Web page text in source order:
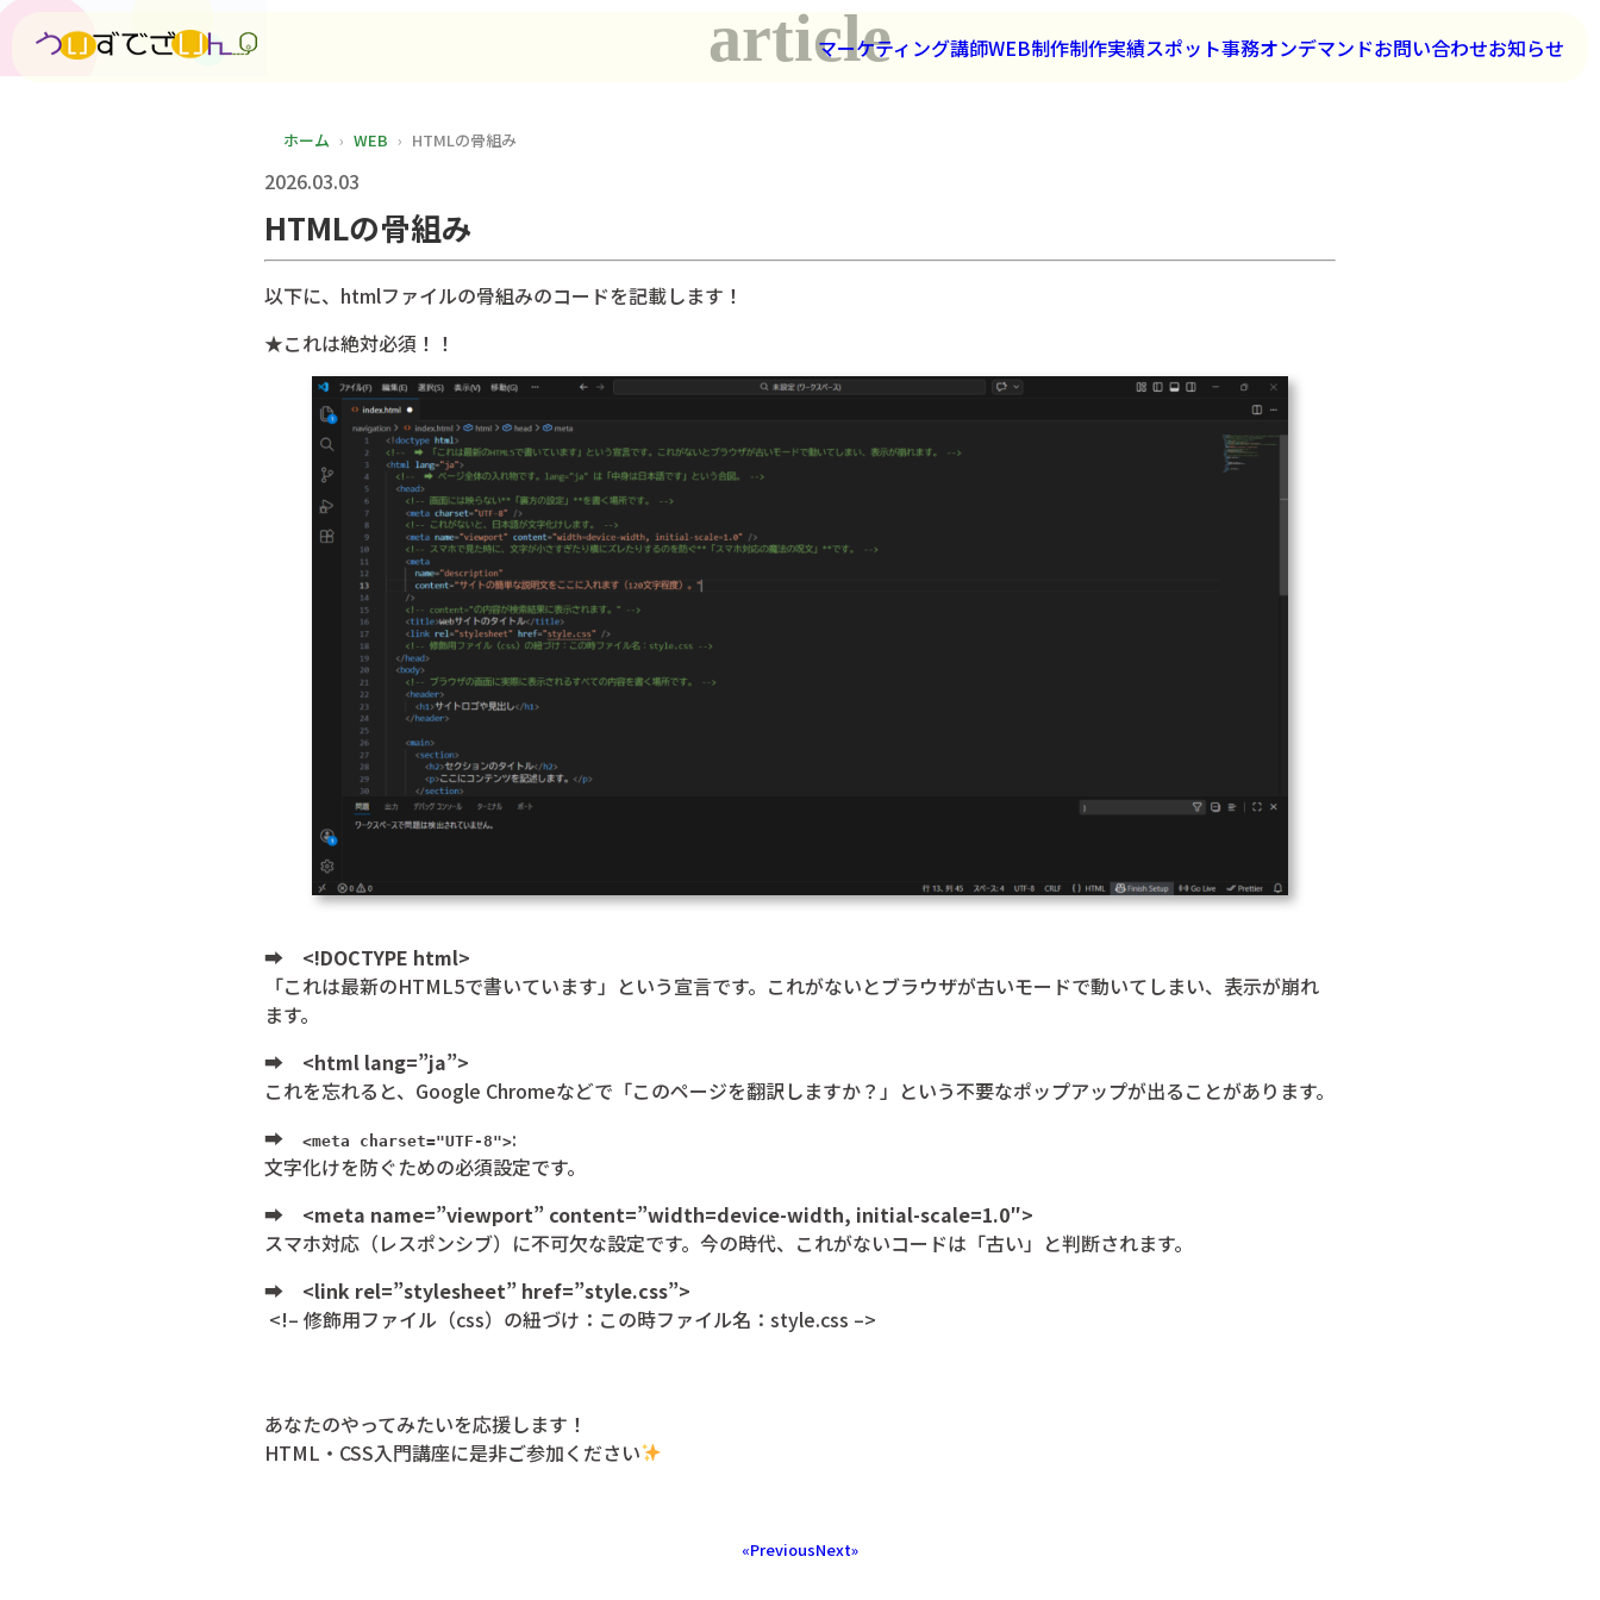
マーケティング講師WEB制作制作実績スポット事務オンデマンドお問い合わせお知らせ
article
ホーム WEB HTMLの骨組み
2026.03.03
HTMLの骨組み
以下に、htmlファイルの骨組みのコードを記載します！
★これは絶対必須！！
➡ <!DOCTYPE html>
「これは最新のHTML5で書いています」という宣言です。これがないとブラウザが古いモードで動いてしまい、表示が崩れ
ます。
➡ <html lang=”ja”>
これを忘れると、Google Chromeなどで「このページを翻訳しますか？」という不要なポップアップが出ることがあります。
➡
<meta charset="UTF-8">:
文字化けを防ぐための必須設定です。
➡ <meta name=”viewport” content=”width=device-width, initial-scale=1.0″>
スマホ対応（レスポンシブ）に不可欠な設定です。今の時代、これがないコードは「古い」と判断されます。
➡ <link rel=”stylesheet” href=”style.css”>
<!– 修飾用ファイル（css）の紐づけ：この時ファイル名：style.css –>
あなたのやってみたいを応援します！
HTML・CSS入門講座に是非ご参加ください
«PreviousNext»